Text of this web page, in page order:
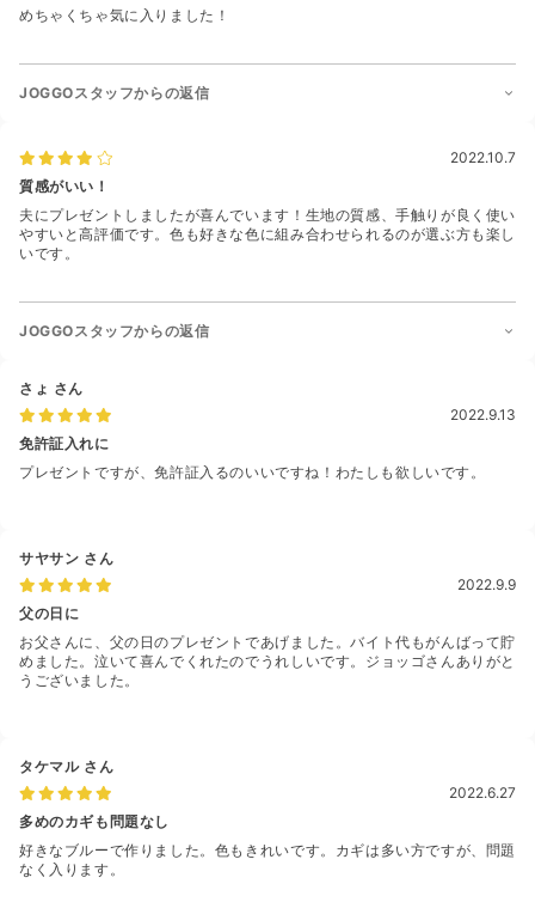
めちゃくちゃ気に入りました！
JOGGOスタッフからの返信
2022.10.7
質感がいい！
夫にプレゼントしましたが喜んでいます！生地の質感、手触りが良く使い
やすいと高評価です。色も好きな色に組み合わせられるのが選ぶ方も楽し
いです。
JOGGOスタッフからの返信
さょ さん
2022.9.13
免許証入れに
プレゼントですが、免許証入るのいいですね！わたしも欲しいです。
サヤサン さん
2022.9.9
父の日に
お父さんに、父の日のプレゼントであげました。バイト代もがんばって貯
めました。泣いて喜んでくれたのでうれしいです。ジョッゴさんありがと
うございました。
タケマル さん
2022.6.27
多めのカギも問題なし
好きなブルーで作りました。色もきれいです。カギは多い方ですが、問題
なく入ります。